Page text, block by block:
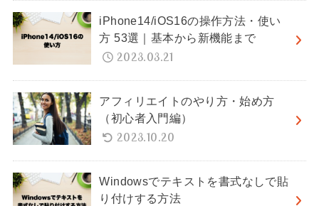
iPhone14/iOS16の操作方法・使い
方 53選｜基本から新機能まで
2023.03.21
アフィリエイトのやり方・始め方
（初心者入門編）
2023.10.20
Windowsでテキストを書式なしで貼
り付けする方法